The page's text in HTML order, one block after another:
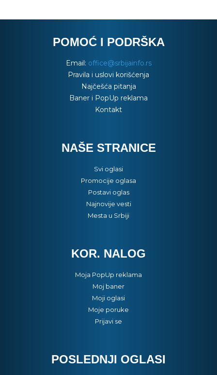
POMOĆ I PODRŠKA
Email: office@srbijainfo.rs
Pravila i uslovi korišćenja
Najčešća pitanja
Baner i PopUp reklama
Kontakt
NAŠE STRANICE
Svi oglasi
Promocije oglasa
Postavi oglas
Najnovije vesti
Mesta u Srbiji
KOR. NALOG
Moja PopUp reklama
Moj baner
Moji oglasi
Moje poruke
Prijavi se
POSLEDNJI OGLASI